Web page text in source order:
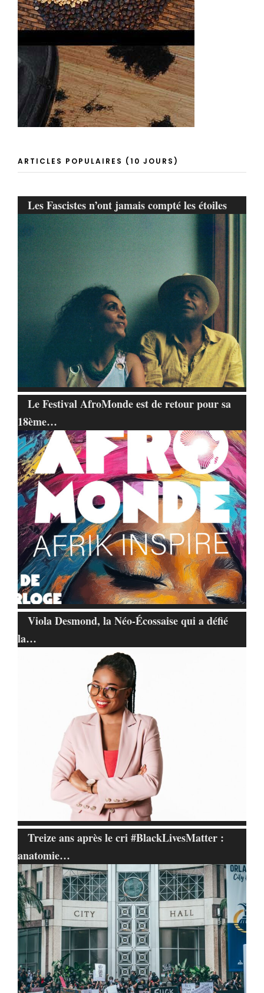
ARTICLES POPULAIRES (10 JOURS)
Les Fascistes n’ont jamais compté les étoiles
Le Festival AfroMonde est de retour pour sa
18ème…
Viola Desmond, la Néo-Écossaise qui a défié
la…
Treize ans après le cri #BlackLivesMatter :
anatomie…